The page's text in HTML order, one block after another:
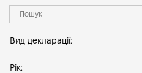
Вид декларації:
Рік: